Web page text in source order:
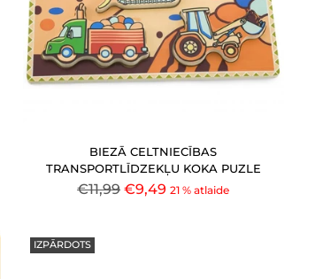
BIEZĀ CELTNIECĪBAS
TRANSPORTLĪDZEKĻU KOKA PUZLE
Parastā
€11,99 €9,49 21 % atlaide
IZPĀRDOTS